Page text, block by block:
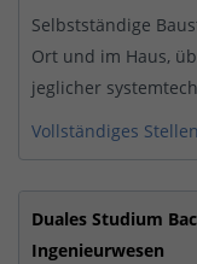
Selbstständige
Ort und im Haus,
jeglicher
Vollständiges
Duales Studium
Ingenieurwesen